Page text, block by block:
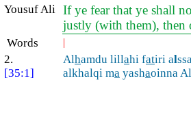
Yousuf Ali If ye fear that ye shall
justly (with them), then
Words |
2.
[35:1]
Alhamdu lillahi fatiri al
alkhalqi ma yashaoinna